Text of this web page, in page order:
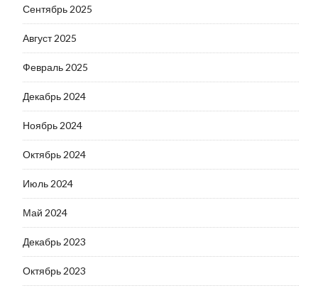
Сентябрь 2025
Август 2025
Февраль 2025
Декабрь 2024
Ноябрь 2024
Октябрь 2024
Июль 2024
Май 2024
Декабрь 2023
Октябрь 2023